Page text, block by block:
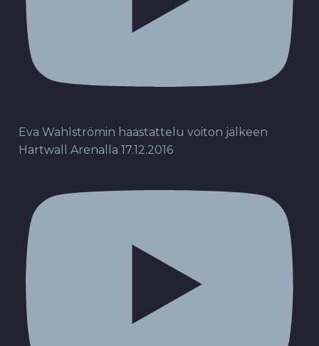
Eva Wahlströmin haastattelu voiton jälkeen
Hartwall Arenalla 17.12.2016